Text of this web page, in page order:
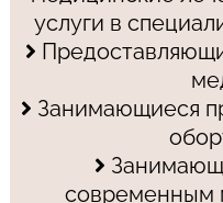
услуги в
Занимающиеся
современным